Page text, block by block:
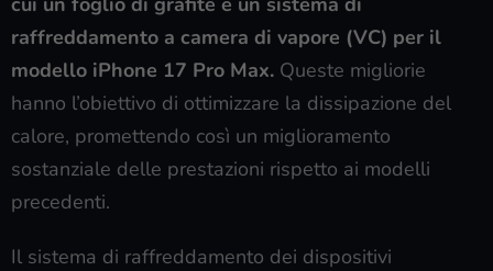
raffreddamento a camera di vapore (VC) per il
modello iPhone 17 Pro Max. Queste migliorie
hanno l’obiettivo di ottimizzare la dissipazione del
calore, promettendo così un miglioramento
sostanziale delle prestazioni rispetto ai modelli
precedenti.
Il sistema di raffreddamento dei dispositivi